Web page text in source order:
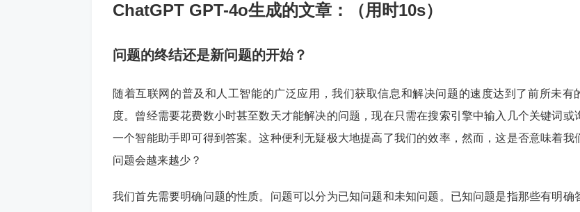
ChatGPT GPT-4o生成的文章：（用时10s）
问题的终结还是新问题的开始？
随着互联网的普及和人工智能的广泛应用，我们获取信息和解决问题的速度达到了前所未有
度。曾经需要花费数小时甚至数天才能解决的问题，现在只需在搜索引擎中输入几个关键词或
一个智能助手即可得到答案。这种便利无疑极大地提高了我们的效率，然而，这是否意味着我
问题会越来越少？
我们首先需要明确问题的性质。问题可以分为已知问题和未知问题。已知问题是指那些有明确